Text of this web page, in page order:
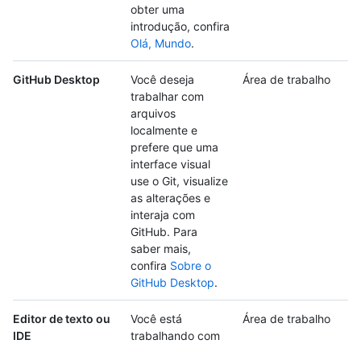
obter uma
introdução, confira
Olá, Mundo.
GitHub Desktop
Você deseja
trabalhar com
arquivos
localmente e
prefere que uma
interface visual
use o Git, visualize
as alterações e
interaja com
GitHub. Para
saber mais,
confira Sobre o
GitHub Desktop.
Área de trabalho
Editor de texto ou
IDE
Você está
trabalhando com
Área de trabalho